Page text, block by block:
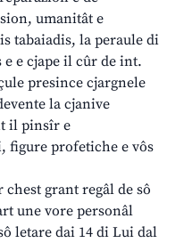
umanitât e
tabaiadis, la peraule di
e cjape il cûr de int.
presince cjargnele
la cjanive
il pinsîr e
figure profetiche e vôs
grant regâl de sô
une vore personâl
letare dai 14 di Lui dal